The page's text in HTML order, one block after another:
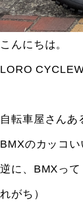
こんにちは。
LORO
自転車屋さんあ
BMXのカッコ
逆に、BMXっ
れがち）